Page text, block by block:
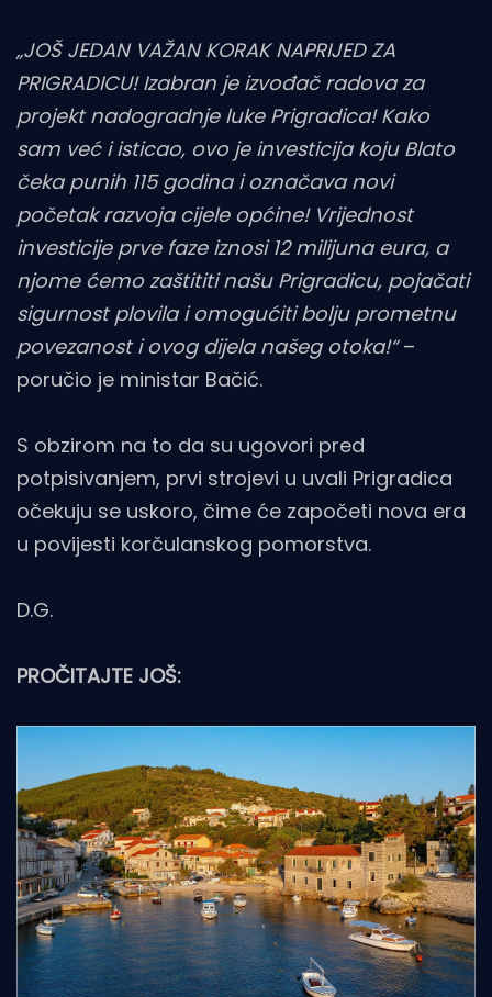
„JOŠ JEDAN VAŽAN KORAK NAPRIJED ZA
PRIGRADICU! Izabran je izvođač radova za
projekt nadogradnje luke Prigradica! Kako
sam već i isticao, ovo je investicija koju Blato
čeka punih 115 godina i označava novi
početak razvoja cijele općine! Vrijednost
investicije prve faze iznosi 12 milijuna eura, a
njome ćemo zaštititi našu Prigradicu, pojačati
sigurnost plovila i omogućiti bolju prometnu
povezanost i ovog dijela našeg otoka!“–
poručio je ministar Bačić.
S obzirom na to da su ugovori pred
potpisivanjem, prvi strojevi u uvali Prigradica
očekuju se uskoro, čime će započeti nova era
u povijesti korčulanskog pomorstva.
D.G.
PROČITAJTE JOŠ: